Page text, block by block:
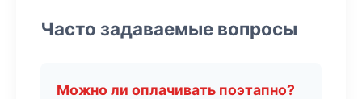
Часто задаваемые вопросы
Можно ли оплачивать поэтапно?